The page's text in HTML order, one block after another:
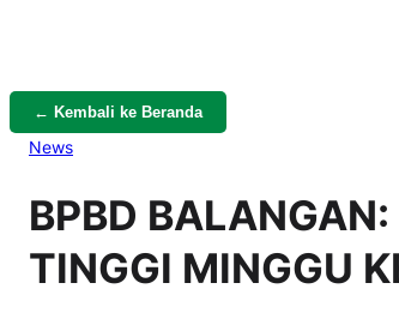
← Kembali ke Beranda
News
BPBD
TINGGI MINGGU